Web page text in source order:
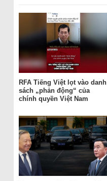
RFA Tiếng Việt lọt vào danh
sách „phản động“ của
chính quyền Việt Nam